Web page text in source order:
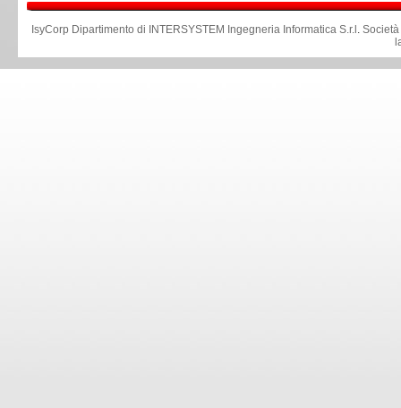
IsyCorp Dipartimento di INTERSYSTEM Ingegneria Informatica S.r.l .